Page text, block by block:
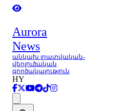
Aurora
News
անկախ լրատվական-
վերլուծական
գործակալություն
HY